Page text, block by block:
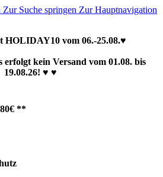
Zur Suche springen Zur Hauptnavigation
HOLIDAY10 vom 06.-25.08.♥
erfolgt kein Versand vom 01.08. bis
19.08.26! ♥ ♥
**